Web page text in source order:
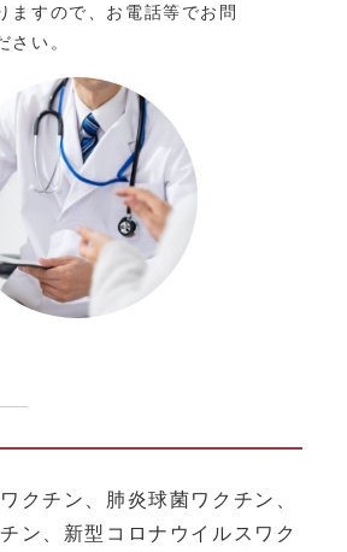
ますので、お電話等でお問
さい。
クチン、肺炎球菌ワクチン、
ン、新型コロナウイルスワク